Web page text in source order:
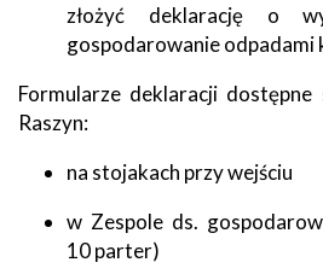
złożyć deklarację o
gospodarowanie odpadami
Formularze deklaracji
Raszyn:
na stojakach przy wejściu
w Zespole ds.
10 parter)